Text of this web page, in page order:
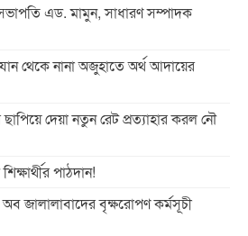
এড. মামুন, সাধারণ সম্পাদক
থেকে নানা অজুহাতে অর্থ আদায়ের
দেয়া নতুন রেট প্রত্যাহার করল নৌ
পাঠদান!
অব জালালাবাদের বৃক্ষরোপণ কর্মসূচী